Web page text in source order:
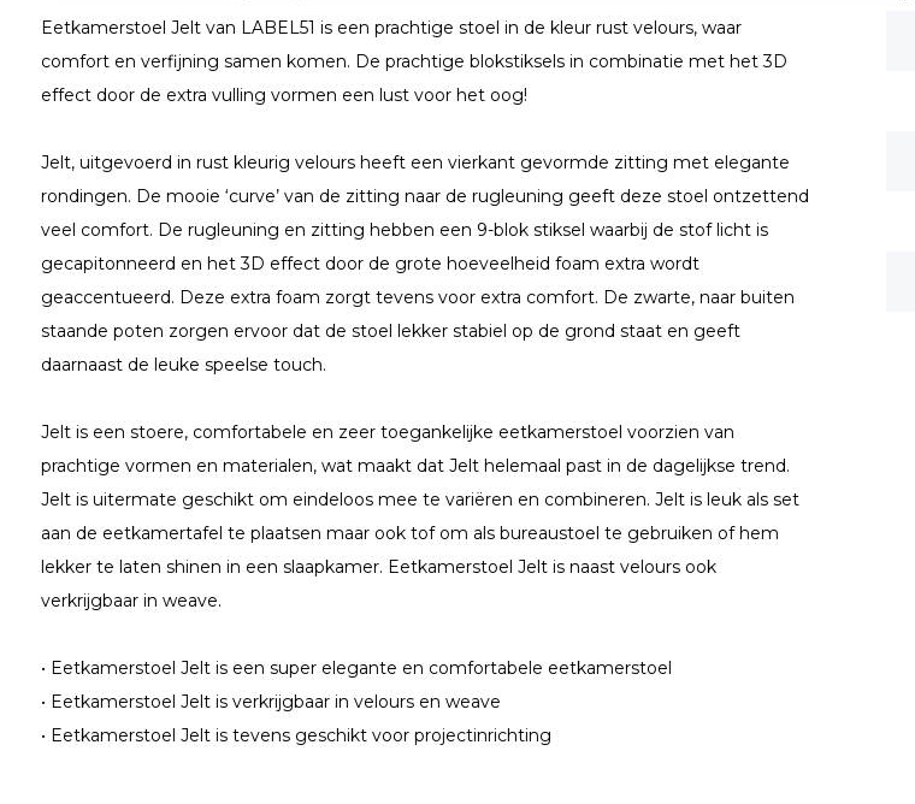
Eetkamerstoel Jelt van LABEL51 is een prachtige stoel in de kleur rust velours, waar
comfort en verfijning samen komen. De prachtige blokstiksels in combinatie met het 3D
effect door de extra vulling vormen een lust voor het oog!
Jelt, uitgevoerd in rust kleurig velours heeft een vierkant gevormde zitting met elegante
rondingen. De mooie ‘curve’ van de zitting naar de rugleuning geeft deze stoel ontzettend
veel comfort. De rugleuning en zitting hebben een 9-blok stiksel waarbij de stof licht is
gecapitonneerd en het 3D effect door de grote hoeveelheid foam extra wordt
geaccentueerd. Deze extra foam zorgt tevens voor extra comfort. De zwarte, naar buiten
staande poten zorgen ervoor dat de stoel lekker stabiel op de grond staat en geeft
daarnaast de leuke speelse touch.
Jelt is een stoere, comfortabele en zeer toegankelijke eetkamerstoel voorzien van
prachtige vormen en materialen, wat maakt dat Jelt helemaal past in de dagelijkse trend.
Jelt is uitermate geschikt om eindeloos mee te variëren en combineren. Jelt is leuk als set
aan de eetkamertafel te plaatsen maar ook tof om als bureaustoel te gebruiken of hem
lekker te laten shinen in een slaapkamer. Eetkamerstoel Jelt is naast velours ook
verkrijgbaar in weave.
• Eetkamerstoel Jelt is een super elegante en comfortabele eetkamerstoel
• Eetkamerstoel Jelt is verkrijgbaar in velours en weave
• Eetkamerstoel Jelt is tevens geschikt voor projectinrichting